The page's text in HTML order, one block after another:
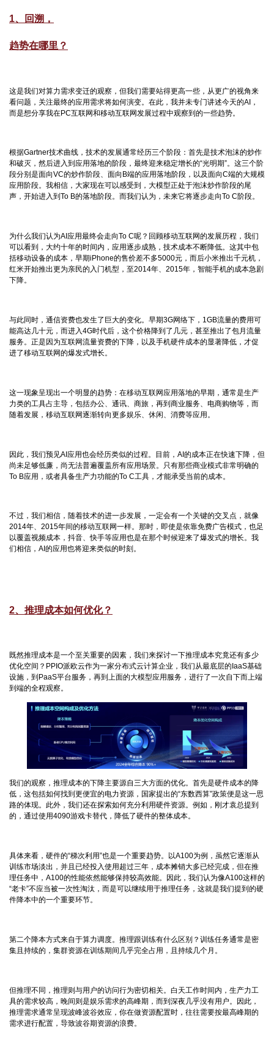
1、回溯，
趋势在哪里？
这是我们对算力需求变迁的观察，但我们需要站得更高一些，从更广的视角来
看问题，关注最终的应用需求将如何演变。在此，我并未专门讲述今天的AI，
而是想分享我在PC互联网和移动互联网发展过程中观察到的一些趋势。
根据Gartner技术曲线，技术的发展通常经历三个阶段：首先是技术泡沫的炒作
和破灭，然后进入到应用落地的阶段，最终迎来稳定增长的“光明期”。这三个阶
段分别是面向VC的炒作阶段、面向B端的应用落地阶段，以及面向C端的大规模
应用阶段。我相信，大家现在可以感受到，大模型正处于泡沫炒作阶段的尾
声，开始进入到To B的落地阶段。而我们认为，未来它将逐步走向To C阶段。
为什么我们认为AI应用最终会走向To C呢？回顾移动互联网的发展历程，我们
可以看到，大约十年的时间内，应用逐步成熟，技术成本不断降低。这其中包
括移动设备的成本，早期iPhone的售价差不多5000元，而后小米推出千元机，
红米开始推出更为亲民的入门机型，至2014年、2015年，智能手机的成本急剧
下降。
与此同时，通信资费也发生了巨大的变化。早期3G网络下，1GB流量的费用可
能高达几十元，而进入4G时代后，这个价格降到了几元，甚至推出了包月流量
服务。正是因为互联网流量资费的下降，以及手机硬件成本的显著降低，才促
进了移动互联网的爆发式增长。
这一现象呈现出一个明显的趋势：在移动互联网应用落地的早期，通常是生产
力类的工具占主导，包括办公、通讯、商旅，再到商业服务、电商购物等，而
随着发展，移动互联网逐渐转向更多娱乐、休闲、消费等应用。
因此，我们预见AI应用也会经历类似的过程。目前，AI的成本正在快速下降，但
尚未足够低廉，尚无法普遍覆盖所有应用场景。只有那些商业模式非常明确的
To B应用，或者具备生产力功能的To C工具，才能承受当前的成本。
不过，我们相信，随着技术的进一步发展，一定会有一个关键的交叉点，就像
2014年、2015年间的移动互联网一样。那时，即使是依靠免费广告模式，也足
以覆盖视频成本，抖音、快手等应用也是在那个时候迎来了爆发式的增长。我
们相信，AI的应用也将迎来类似的时刻。
2、推理成本如何优化？
既然推理成本是一个至关重要的因素，我们来探讨一下推理成本究竟还有多少
优化空间？PPIO派欧云作为一家分布式云计算企业，我们从最底层的IaaS基础
设施，到PaaS平台服务，再到上面的大模型应用服务，进行了一次自下而上端
到端的全程观察。
我们的观察，推理成本的下降主要源自三大方面的优化。首先是硬件成本的降
低，这包括如何找到更便宜的电力资源，国家提出的“东数西算”政策便是这一思
路的体现。此外，我们还在探索如何充分利用硬件资源。例如，刚才袁总提到
的，通过使用4090游戏卡替代，降低了硬件的整体成本。
具体来看，硬件的“梯次利用”也是一个重要趋势。以A100为例，虽然它逐渐从
训练市场淡出，并且已经投入使用超过三年，成本摊销大多已经完成，但在推
理任务中，A100的性能依然能够保持较高效能。因此，我们认为像A100这样的
“老卡”不应当被一次性淘汰，而是可以继续用于推理任务，这就是我们提到的硬
件降本中的一个重要环节。
第二个降本方式来自于算力调度。推理跟训练有什么区别？训练任务通常是密
集且持续的，集群资源在训练期间几乎完全占用，且持续几个月。
但推理不同，推理则与用户的访问行为密切相关。白天工作时间内，生产力工
具的需求较高，晚间则是娱乐需求的高峰期，而到深夜几乎没有用户。因此，
推理需求通常呈现波峰波谷效应，你在做资源配置时，往往需要按最高峰期的
需求进行配置，导致波谷期资源的浪费。